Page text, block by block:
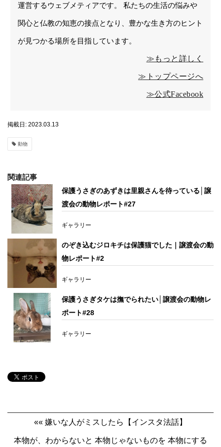
運営するウェブメティアです。 私たちの生活の悩みや
関心と仏教の知恵の接点となり、豊かな生き方のヒント
が見つかる場所を目指しています。
≫もっと詳しく
≫トップページへ
≫公式Facebook
掲載日: 2023.03.13
動物
関連記事
保護うさぎのあずきは里親さんを待っている│譲
渡会の動物レポート#27
ギャラリー
のぞき込むジロキチは保護猫でした｜譲渡会の動
物レポート#2
ギャラリー
保護うさぎタケは撫でられたい│譲渡会の動物レ
ポート#28
ギャラリー
«« 嫌いな人がミスしたら【インスタ法話】
本物が、わからないと 本物じゃないものを 本物にする